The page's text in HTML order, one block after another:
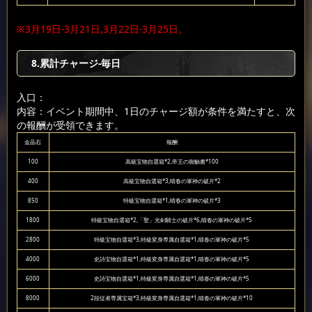
※3月19日-3月21日,3月22日-3月25日。
8.累計チャージ-毎日
入口：
内容：イベント期間中、1日のチャージ額が条件を満たすと、次
の報酬が受領できます。
金晶石 報酬
100 高級宝物自選箱*2,帝王の御触書*100
400 高級宝物自選箱*3,晴春の軍神の破片*2
850 特級宝物自選箱*1,晴春の軍神の破片*3
1800 特級宝物自選箱*2,「聖」光剣騎士の破片*6,晴春の軍神の破片*5
2800 特級宝物自選箱*3,特級変身専属自選箱*1,晴春の軍神の破片*5
4000 史詩宝物自選箱*1,特級変身専属自選箱*1,晴春の軍神の破片*5
6000 史詩宝物自選箱*1,特級変身専属自選箱*1,晴春の軍神の破片*5
8000 2段従者専属宝箱*3,特級変身専属自選箱*1,晴春の軍神の破片*10